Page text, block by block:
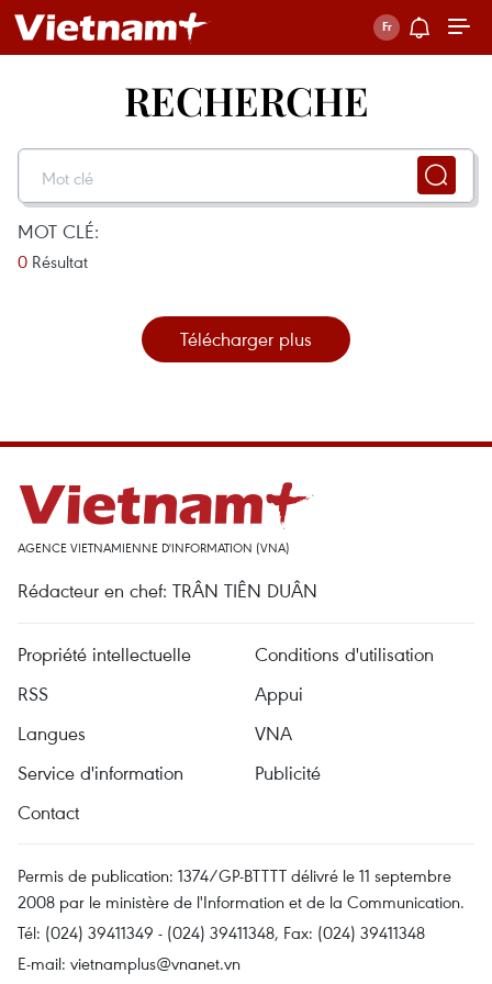
RECHERCHE
MOT CLÉ:
0 Résultat
Télécharger plus
AGENCE VIETNAMIENNE D'INFORMATION (VNA)
Rédacteur en chef: TRÂN TIÊN DUÂN
Propriété intellectuelle
Conditions d'utilisation
RSS
Appui
Langues
VNA
Service d'information
Publicité
Contact
Permis de publication: 1374/GP-BTTTT délivré le 11 septembre
2008 par le ministère de l'Information et de la Communication.
Tél: (024) 39411349 - (024) 39411348, Fax: (024) 39411348
E-mail: vietnamplus@vnanet.vn